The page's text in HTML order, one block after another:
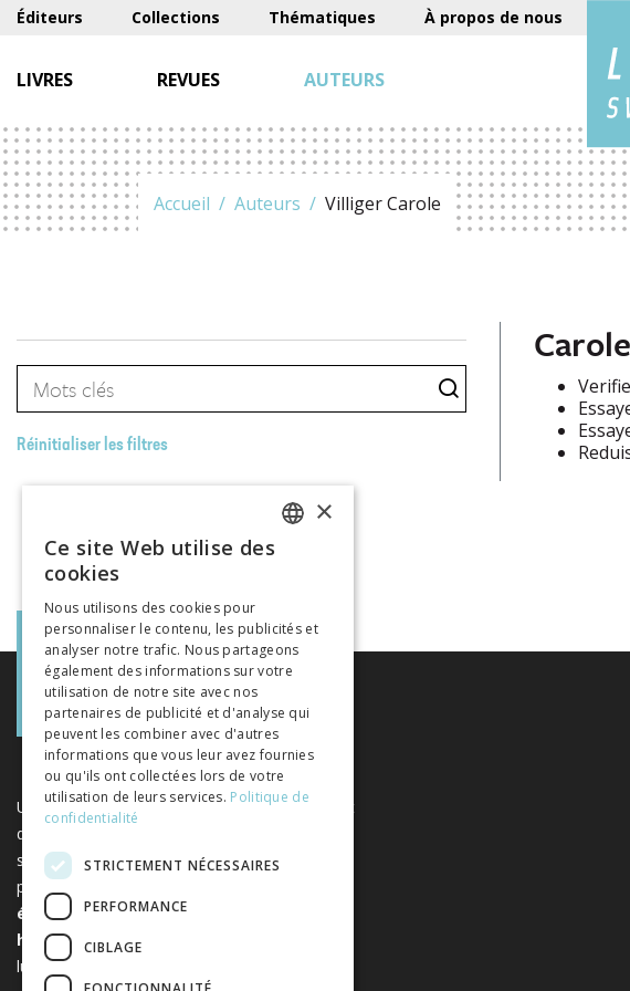
Éditeurs Collections Thématiques À propos de nous
LIVRES REVUES AUTEURS
Accueil Auteurs Villiger Carole
Réinitialiser les filtres
Une plateforme unique regroupant des livres et
des revues publiés par les éditeurs suisses de
sciences humaines et sociales. Libreo.ch est la
propriété de l'
éditeurs de sciences sociales et
humaines. Elle est sans but
lucratif.
ITALIAN
×
Ce site Web utilise des
cookies
Nous utilisons des cookies pour
personnaliser le contenu, les publicités et
analyser notre trafic. Nous partageons
également des informations sur votre
utilisation de notre site avec nos
partenaires de publicité et d'analyse qui
peuvent les combiner avec d'autres
informations que vous leur avez fournies
ou qu'ils ont collectées lors de votre
utilisation de leurs services. Politique de
confidentialité
STRICTEMENT NÉCESSAIRES
PERFORMANCE
CIBLAGE